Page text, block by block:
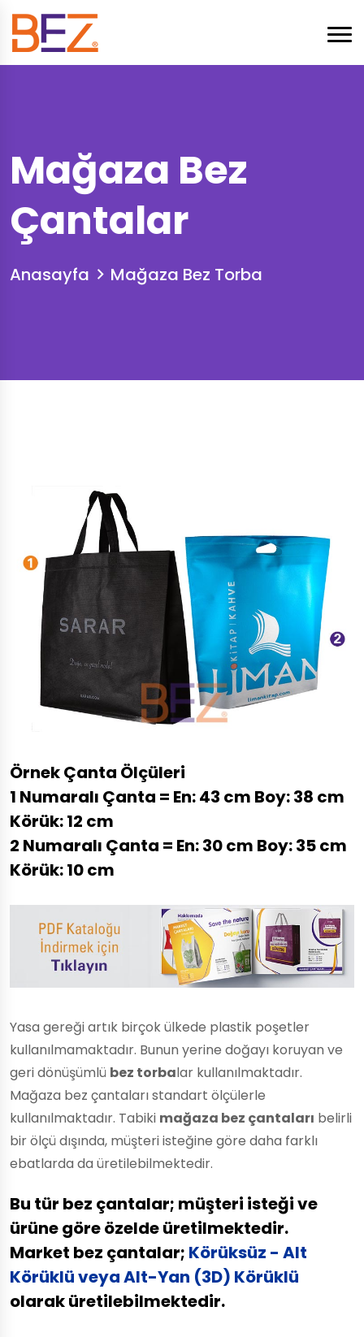
Mağaza Bez
Çantalar
Anasayfa Mağaza Bez Torba
Örnek Çanta Ölçüleri
1 Numaralı Çanta = En: 43 cm Boy: 38 cm
Körük: 12 cm
2 Numaralı Çanta = En: 30 cm Boy: 35 cm
Körük: 10 cm
Yasa gereği artık birçok ülkede plastik poşetler
kullanılmamaktadır. Bunun yerine doğayı koruyan ve
geri dönüşümlü bez torbalar kullanılmaktadır.
Mağaza bez çantaları standart ölçülerle
kullanılmaktadır. Tabiki mağaza bez çantaları belirli
bir ölçü dışında, müşteri isteğine göre daha farklı
ebatlarda da üretilebilmektedir.
Bu tür bez çantalar; müşteri isteği ve
ürüne göre özelde üretilmektedir.
Market bez çantalar; Körüksüz - Alt
Körüklü veya Alt-Yan (3D) Körüklü
olarak üretilebilmektedir.